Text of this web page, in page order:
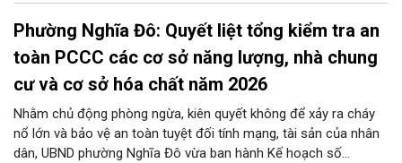
Phường Nghĩa Đô: Quyết liệt tổng kiểm tra an
toàn PCCC các cơ sở năng lượng, nhà chung
cư và cơ sở hóa chất năm 2026
Nhằm chủ động phòng ngừa, kiên quyết không để xảy ra cháy
nổ lớn và bảo vệ an toàn tuyệt đối tính mạng, tài sản của nhân
dân, UBND phường Nghĩa Đô vừa ban hành Kế hoạch số